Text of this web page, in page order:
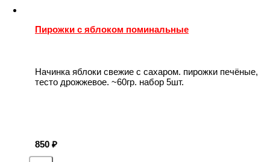
Пирожки с яблоком поминальные
Начинка яблоки свежие с сахаром. пирожки печёные,
тесто дрожжевое. ~60гр. набор 5шт.
850